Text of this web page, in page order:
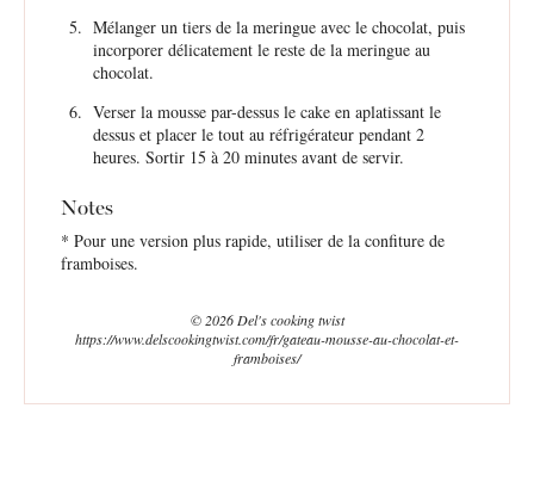
Mélanger un tiers de la meringue avec le chocolat, puis
incorporer délicatement le reste de la meringue au
chocolat.
Verser la mousse par-dessus le cake en aplatissant le
dessus et placer le tout au réfrigérateur pendant 2
heures. Sortir 15 à 20 minutes avant de servir.
Notes
* Pour une version plus rapide, utiliser de la confiture de
framboises.
© 2026 Del's cooking twist
https://www.delscookingtwist.com/fr/gateau-mousse-au-chocolat-et-
framboises/